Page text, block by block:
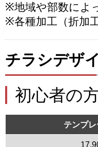
※地域や部数によ
※各種加工（折加
チラシデザ
初心者の
テンプ